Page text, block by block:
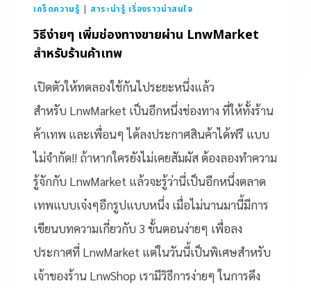
เกร็ดความรู้ | สาระน่ารู้ เรื่องราวน่าสนใจ
วิธีง่ายๆ เพิ่มช่องทางขายผ่าน LnwMarket
สำหรับร้านค้าเทพ
เปิดตัวให้ทดลองใช้กันไประยะหนึ่งแล้ว
สำหรับ LnwMarket เป็นอีกหนึ่งช่องทาง ที่ให้ทั้งร้าน
ค้าเทพ และเพื่อนๆ ได้ลงประกาศสินค้าได้ฟรี แบบ
ไม่จำกัด!! ถ้าหากใครยังไม่เคยสัมผัส ต้องลองทำความ
รู้จักกับ LnwMarket แล้วจะรู้ว่านี่เป็นอีกหนึ่งตลาด
เทพแบบเจ๋งๆอีกรูปแบบหนึ่ง เมื่อไม่นานมานี้มีการ
เขียนบทความเกี่ยวกับ 3 ขั้นตอนง่ายๆ เพื่อลง
ประกาศที่ LnwMarket แต่ในวันนี้เป็นพิเศษสำหรับ
เจ้าของร้าน LnwShop เรามีวิธีการง่ายๆ ในการดึง